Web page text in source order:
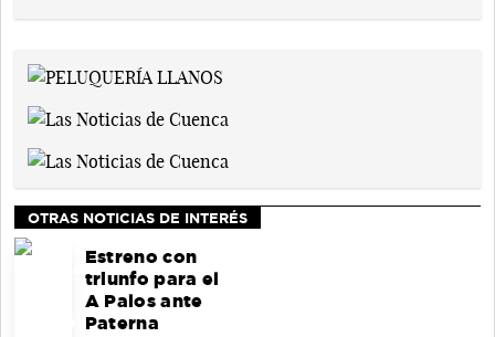
OTRAS NOTICIAS DE INTERÉS
Estreno con
triunfo para el
A Palos ante
Paterna